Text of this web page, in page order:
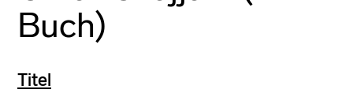
Buch)
Titel